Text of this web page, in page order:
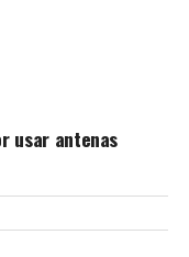
usar antenas